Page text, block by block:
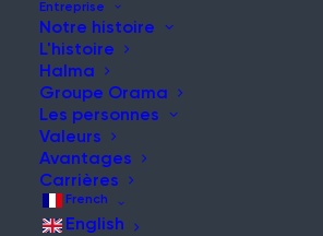
Entreprise
Notre histoire
L'histoire
Halma
Groupe Orama
Les personnes
Valeurs
Avantages
Carrières
French
English
Grenfell s'est arrêté
Article
Lire la suite